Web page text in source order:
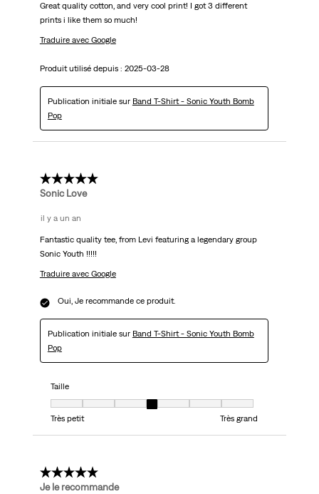
Great quality cotton, and very cool print! I got 3 different
prints i like them so much!
Traduire avec Google
Produit utilisé depuis : 2025-03-28
Publication initiale sur Band T-Shirt - Sonic Youth Bomb
Pop
5 étoile(s) sur 5.
Sonic Love
il y a un an
Fantastic quality tee, from Levi featuring a legendary group
Sonic Youth !!!!!
Traduire avec Google
Oui, Je recommande ce produit.
Publication initiale sur Band T-Shirt - Sonic Youth Bomb
Pop
Taille
Taille, 4 sur 7, où 1 est égal à Très petit et 7 est égal à Très grand
Très petit
Très grand
1 étoile(s) sur 5.
Je le recommande